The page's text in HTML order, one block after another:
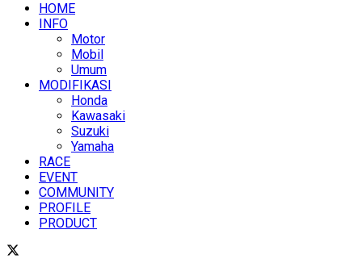
HOME
INFO
Motor
Mobil
Umum
MODIFIKASI
Honda
Kawasaki
Suzuki
Yamaha
RACE
EVENT
COMMUNITY
PROFILE
PRODUCT